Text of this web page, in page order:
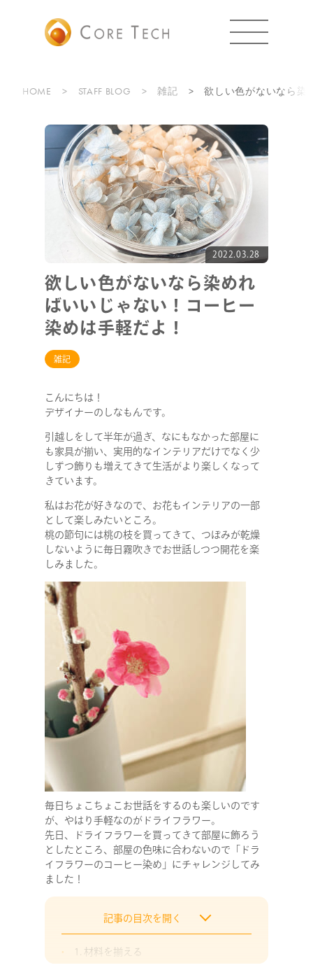
HOME STAFF BLOG 雑記 欲しい色がないなら染
2022.03.28
欲しい色がないなら染めれ
ばいいじゃない！コーヒー
染めは手軽だよ！
雑記
こんにちは！
デザイナーのしなもんです。
引越しをして半年が過ぎ、なにもなかった部屋に
も家具が揃い、実用的なインテリアだけでなく少
しずつ飾りも増えてきて生活がより楽しくなって
きています。
私はお花が好きなので、お花もインテリアの一部
として楽しみたいところ。
桃の節句には桃の枝を買ってきて、つぼみが乾燥
しないように毎日霧吹きでお世話しつつ開花を楽
しみました。
毎日ちょこちょこお世話をするのも楽しいのです
が、やはり手軽なのがドライフラワー。
先日、ドライフラワーを買ってきて部屋に飾ろう
としたところ、部屋の色味に合わないので「ドラ
イフラワーのコーヒー染め」にチャレンジしてみ
ました！
記事の目次を開く
1. 材料を揃える